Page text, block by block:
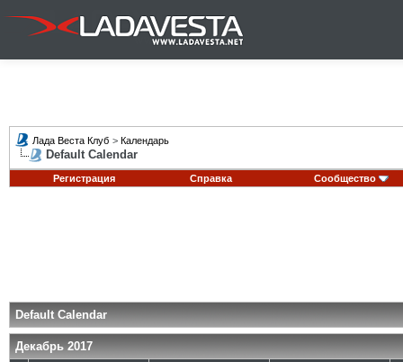
Лада Веста Клуб > Календарь
Default Calendar
Регистрация Справка Сообщество
Default Calendar
Декабрь 2017